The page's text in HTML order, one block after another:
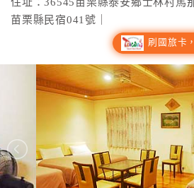
行
房
苗栗縣民宿041號｜
刷國旅卡